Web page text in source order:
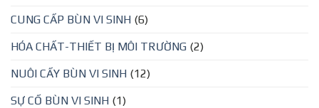
CUNG CẤP BÙN VI SINH (6)
HÓA CHẤT-THIẾT BỊ MÔI TRƯỜNG (2)
NUÔI CẤY BÙN VI SINH (12)
SỰ CỐ BÙN VI SINH (1)